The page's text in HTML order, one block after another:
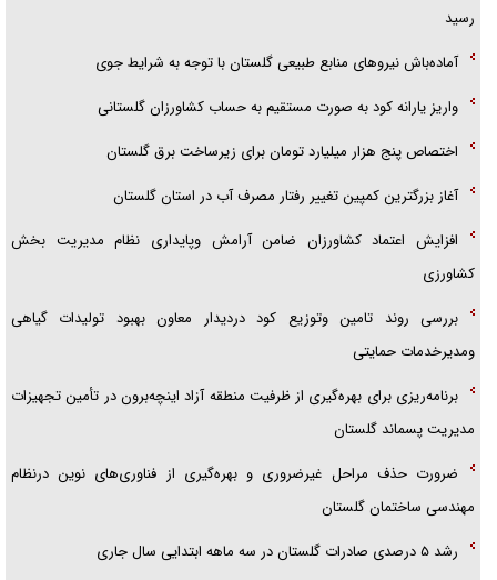
پلیس
رسید
آماده‌باش نیروهای منابع طبیعی گلستان با توجه به شرایط جوی
واریز یارانه کود به صورت مستقیم به حساب کشاورزان گلستانی
اختصاص پنج هزار میلیارد تومان برای زیرساخت برق گلستان
آغاز بزرگترین كمپین تغییر رفتار مصرف آب در استان گلستان
افزایش اعتماد کشاورزان ضامن آرامش وپایداری نظام مدیریت بخش
کشاورزی
بررسی روند تامین وتوزیع کود دردیدار معاون بهبود تولیدات گیاهی
ومدیرخدمات حمایتی
برنامه‌ریزی برای بهره‌گیری از ظرفیت منطقه آزاد اینچه‌برون در تأمین تجهیزات
مدیریت پسماند گلستان
ضرورت حذف مراحل غیرضروری و بهره‌گیری از فناوری‌های نوین درنظام
مهندسی ساختمان گلستان
رشد ۵ درصدی صادرات گلستان در سه ماهه ابتدایی سال جاری